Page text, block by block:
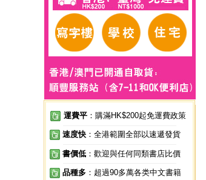
運費平 ：購滿HK$200起免運費政策
速度快 ：全港範圍全部以速遞發貨
書價低 ：歡迎與任何同類書店比價
品種多 ：超過90多萬各类中文書籍